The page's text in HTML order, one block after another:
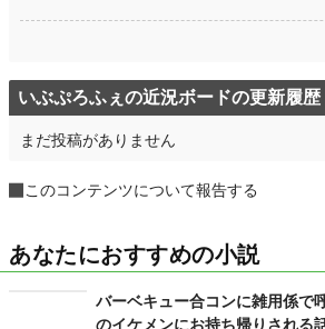
いぶぷろふぇの近況ボードの更新履歴
まだ投稿がありません
このコンテンツについて報告する
あなたにおすすめの小説
バーベキュー合コンに雑用係で
のイケメンにお持ち帰りされる